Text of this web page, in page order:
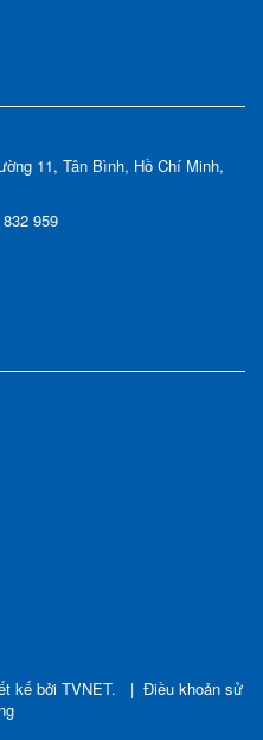
11, Tân Bình, Hồ Chí Minh,
959
kế bởi TVNET. | Điều khoản sử